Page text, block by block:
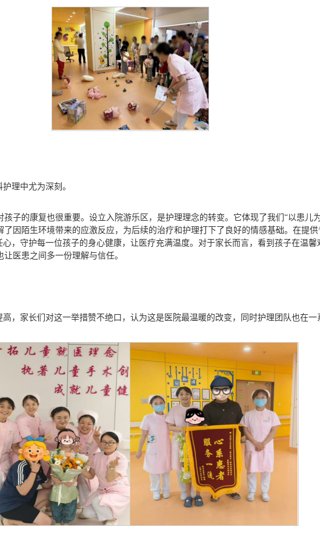
理中尤为深刻。
子的康复也很重要。设立入院游乐区，是护理理念的转变。它体现了我们“以患儿
因陌生环境带来的应激反应，为后续的治疗和护理打下了良好的情感基础。在提
，守护每一位孩子的身心健康，让医疗充满温度。对于家长而言，看到孩子在温
医患之间多一份理解与信任。
，家长们对这一举措赞不绝口，认为这是医院最温暖的改变，同时护理团队也在一